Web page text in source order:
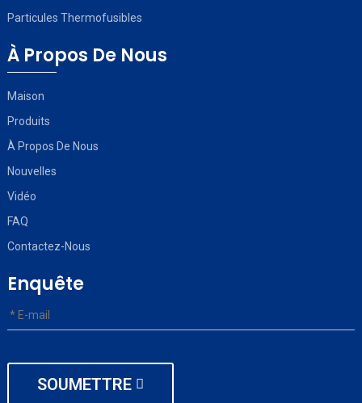
Particules Thermofusibles
À Propos De Nous
Maison
Produits
À Propos De Nous
Nouvelles
Vidéo
FAQ
Contactez-Nous
Enquête
SOUMETTRE